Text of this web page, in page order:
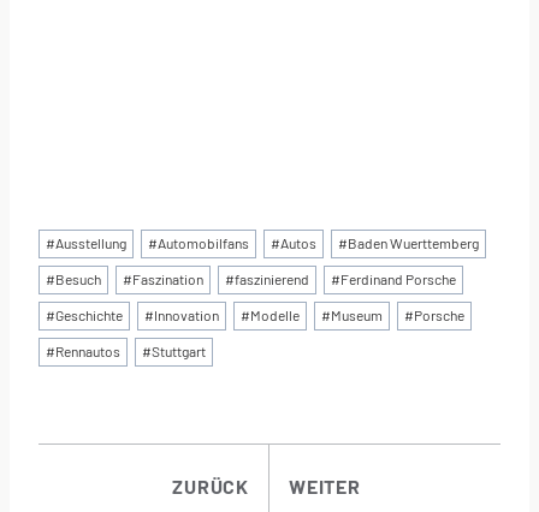
Schlagworte:
#Ausstellung #Automobilfans #Autos #Baden Wuerttemberg
#Besuch #Faszination #faszinierend #Ferdinand Porsche
#Geschichte #Innovation #Modelle #Museum #Porsche
#Rennautos #Stuttgart
ZURÜCK WEITER